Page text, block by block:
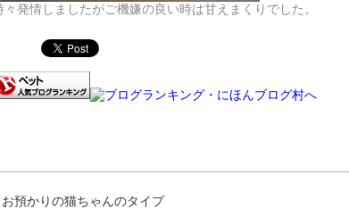
々発情しましたがご機嫌の良い時は甘えまくりでした。
お預かりの猫ちゃんのタイプ